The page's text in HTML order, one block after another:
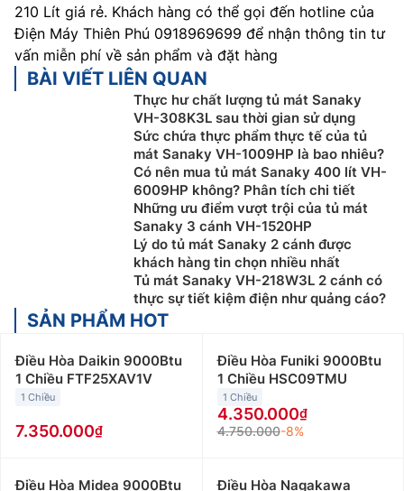
210 Lít giá rẻ. Khách hàng có thể gọi đến hotline của
Điện Máy Thiên Phú 0918969699 để nhận thông tin tư
vấn miễn phí về sản phẩm và đặt hàng
BÀI VIẾT LIÊN QUAN
Thực hư chất lượng tủ mát Sanaky
VH-308K3L sau thời gian sử dụng
Sức chứa thực phẩm thực tế của tủ
mát Sanaky VH-1009HP là bao nhiêu?
Có nên mua tủ mát Sanaky 400 lít VH-
6009HP không? Phân tích chi tiết
Những ưu điểm vượt trội của tủ mát
Sanaky 3 cánh VH-1520HP
Lý do tủ mát Sanaky 2 cánh được
khách hàng tin chọn nhiều nhất
Tủ mát Sanaky VH-218W3L 2 cánh có
thực sự tiết kiệm điện như quảng cáo?
SẢN PHẨM HOT
Điều Hòa Daikin 9000Btu
1 Chiều FTF25XAV1V
1 Chiều
7.350.000
Điều Hòa Funiki 9000Btu
1 Chiều HSC09TMU
1 Chiều
4.350.000
4.750.000-8%
Điều Hòa Midea 9000Btu
Điều Hòa Nagakawa